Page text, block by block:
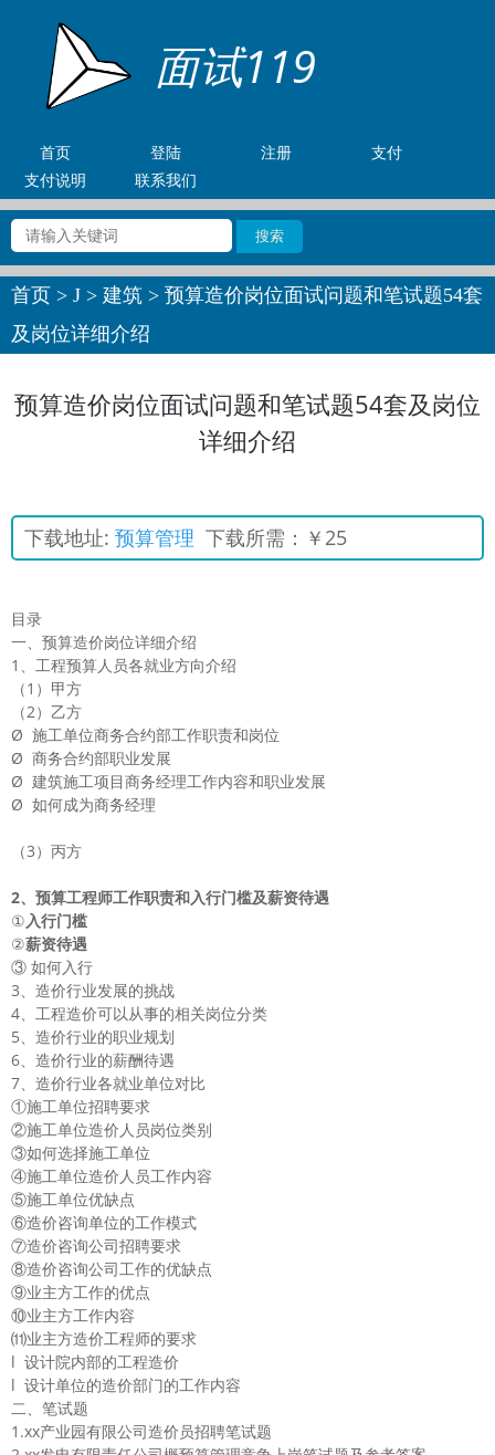
面试119
首页 登陆 注册
支付
支付说明
联系我们
首页 > J > 建筑 > 预算造价岗位面试问题和笔试题54套
及岗位详细介绍
预算造价岗位面试问题和笔试题54套及岗位
详细介绍
下载地址: 预算管理 下载所需：￥25
目录
一、预算造价岗位详细介绍
1、工程预算人员各就业方向介绍
（1）甲方
（2）乙方
Ø 施工单位商务合约部工作职责和岗位
Ø 商务合约部职业发展
Ø 建筑施工项目商务经理工作内容和职业发展
Ø 如何成为商务经理
（3）丙方
2、预算工程师工作职责和入行门槛及薪资待遇
①入行门槛
②薪资待遇
③ 如何入行
3、造价行业发展的挑战
4、工程造价可以从事的相关岗位分类
5、造价行业的职业规划
6、造价行业的薪酬待遇
7、造价行业各就业单位对比
①施工单位招聘要求
②施工单位造价人员岗位类别
③如何选择施工单位
④施工单位造价人员工作内容
⑤施工单位优缺点
⑥造价咨询单位的工作模式
⑦造价咨询公司招聘要求
⑧造价咨询公司工作的优缺点
⑨业主方工作的优点
⑩业主方工作内容
⑾业主方造价工程师的要求
l 设计院内部的工程造价
l 设计单位的造价部门的工作内容
二、笔试题
1.xx产业园有限公司造价员招聘笔试题